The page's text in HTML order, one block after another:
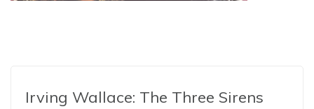
Irving Wallace: The Three Sirens